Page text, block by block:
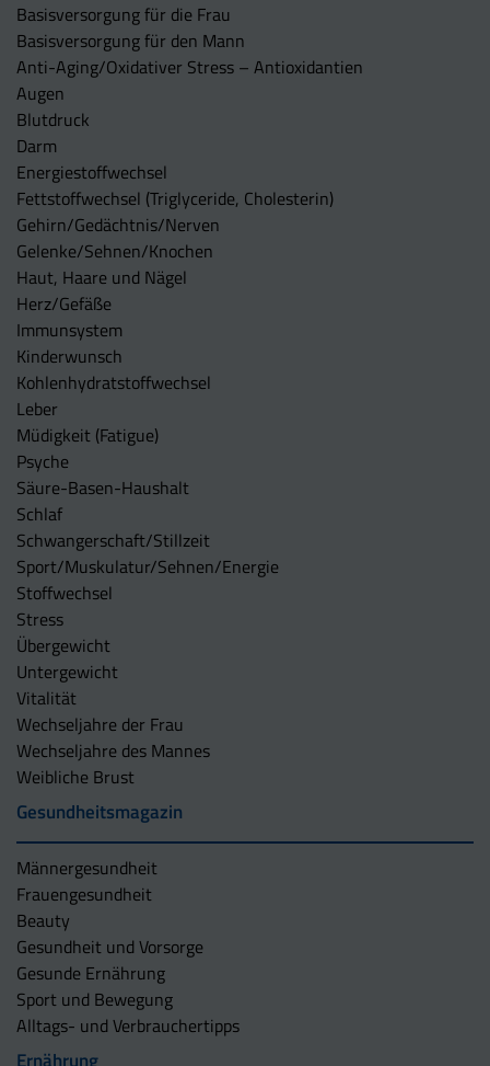
Basisversorgung für die Frau
Basisversorgung für den Mann
Anti-Aging/Oxidativer Stress – Antioxidantien
Augen
Blutdruck
Darm
Energiestoffwechsel
Fettstoffwechsel (Triglyceride, Cholesterin)
Gehirn/Gedächtnis/Nerven
Gelenke/Sehnen/Knochen
Haut, Haare und Nägel
Herz/Gefäße
Immunsystem
Kinderwunsch
Kohlenhydratstoffwechsel
Leber
Müdigkeit (Fatigue)
Psyche
Säure-Basen-Haushalt
Schlaf
Schwangerschaft/Stillzeit
Sport/Muskulatur/Sehnen/Energie
Stoffwechsel
Stress
Übergewicht
Untergewicht
Vitalität
Wechseljahre der Frau
Wechseljahre des Mannes
Weibliche Brust
Gesundheitsmagazin
Männergesundheit
Frauengesundheit
Beauty
Gesundheit und Vorsorge
Gesunde Ernährung
Sport und Bewegung
Alltags- und Verbrauchertipps